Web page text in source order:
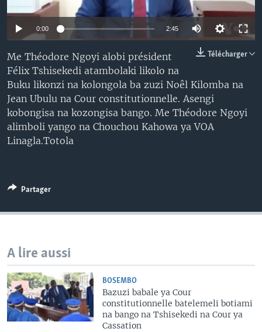
SÉCURITÉ
SCIENCE/TECHNOLOGIE
SPORTS
0:00 2:45
Télécharger
Me Théodore Ngoyi alobi président
Félix Tshisekedi atambolaki likolo na
Buku likonzi na kolongola ba zuzi Noêl Kilomba na
Jean Ubulu na Cour constitutionnelle. Asengi
kobongisa na kozongisa bango. Me Théodore Ngoyi
alimboli yango na Chouchou Kahowa ya VOA
Linagla.Totola
Partager
A lire aussi
BOSEMBO
Bazuzi babale ya Cour
constitutionnelle batelemeli botiami
na bango na Tshisekedi na Cour ya
Cassation